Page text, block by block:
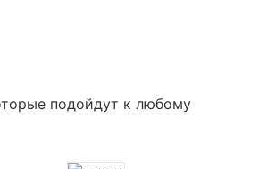
подойдут к любому